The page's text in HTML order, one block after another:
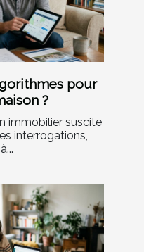
pour
?
immobilier suscite
interrogations,